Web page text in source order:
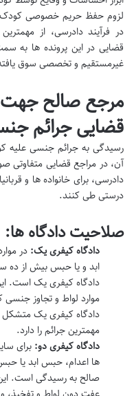
لزوم حفظ حریم خصوصی کودک و
در فرآیند دادرسی، از
قضایی در این پرونده ها به
غیرمستقیم و تخصصی سوق
مرجع صالح جهت
قضایی جرائم
رسیدگی به جرائم جنسی علیه
آن، در مراجع قضایی متفاوتی
دادرسی، برای خانواده ها و
درستی طی کنند.
صلاحیت دادگاه ها:
دادگاه کیفری یک: در
ابد و یا حبس بیش از ده
دادگاه کیفری یک است.
موارد لواط و تجاوز
دادگاه کیفری یک
مهمترین جرائم را دارد.
دادگاه کیفری دو: برای
ها اعدام، حبس ابد یا
صالح به رسیدگی است.